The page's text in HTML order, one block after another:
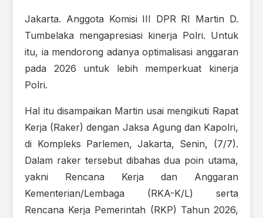
Jakarta. Anggota Komisi III DPR RI Martin D.
Tumbelaka mengapresiasi kinerja Polri. Untuk
itu, ia mendorong adanya optimalisasi anggaran
pada 2026 untuk lebih memperkuat kinerja
Polri.
Hal itu disampaikan Martin usai mengikuti Rapat
Kerja (Raker) dengan Jaksa Agung dan Kapolri,
di Kompleks Parlemen, Jakarta, Senin, (7/7).
Dalam raker tersebut dibahas dua poin utama,
yakni Rencana Kerja dan Anggaran
Kementerian/Lembaga (RKA-K/L) serta
Rencana Kerja Pemerintah (RKP) Tahun 2026,